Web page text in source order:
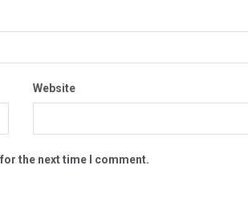
Website
the next time I comment.